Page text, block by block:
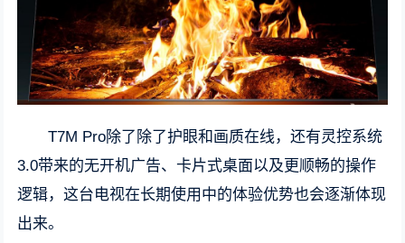
T7M Pro除了除了护眼和画质在线，还有灵控系统
3.0带来的无开机广告、卡片式桌面以及更顺畅的操作
逻辑，这台电视在长期使用中的体验优势也会逐渐体现
出来。